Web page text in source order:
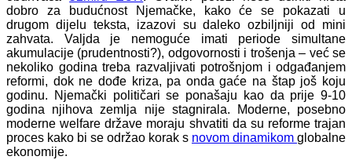
dobro za budućnost Njemačke, kako će se pokazati u
drugom dijelu teksta, izazovi su daleko ozbiljniji od mini
zahvata. Valjda je nemoguće imati periode simultane
akumulacije (prudentnosti?), odgovornosti i trošenja – već se
nekoliko godina treba razvaljivati potrošnjom i odgađanjem
reformi, dok ne dođe kriza, pa onda gaće na štap još koju
godinu. Njemački političari se ponašaju kao da prije 9-10
godina njihova zemlja nije stagnirala. Moderne, posebno
moderne welfare države moraju shvatiti da su reforme trajan
proces kako bi se održao korak s novom dinamikom globalne
ekonomije.